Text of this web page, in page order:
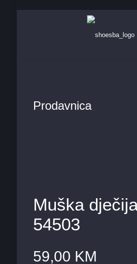
Prodavnica
Muška
54503
59,00 KM